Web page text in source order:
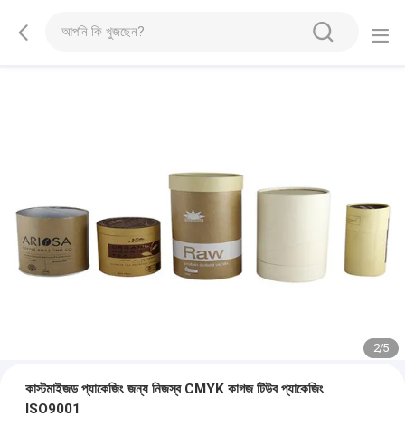
2/5
কাস্টমাইজড প্যাকেজিং জন্য নিজস্ব CMYK কাগজ টিউব প্যাকেজিং
ISO9001